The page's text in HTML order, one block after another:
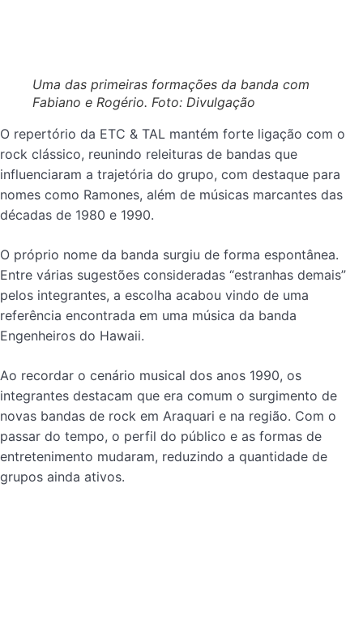
Uma das primeiras formações da banda com
Fabiano e Rogério. Foto: Divulgação
O repertório da ETC & TAL mantém forte ligação com o
rock clássico, reunindo releituras de bandas que
influenciaram a trajetória do grupo, com destaque para
nomes como Ramones, além de músicas marcantes das
décadas de 1980 e 1990.
O próprio nome da banda surgiu de forma espontânea.
Entre várias sugestões consideradas “estranhas demais”
pelos integrantes, a escolha acabou vindo de uma
referência encontrada em uma música da banda
Engenheiros do Hawaii.
Ao recordar o cenário musical dos anos 1990, os
integrantes destacam que era comum o surgimento de
novas bandas de rock em Araquari e na região. Com o
passar do tempo, o perfil do público e as formas de
entretenimento mudaram, reduzindo a quantidade de
grupos ainda ativos.